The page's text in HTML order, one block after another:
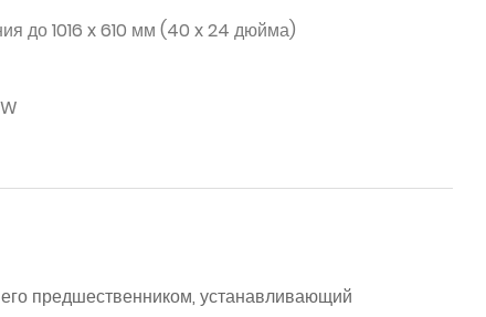
до 1016 x 610 мм (40 x 24 дюйма)
предшественником, устанавливающий